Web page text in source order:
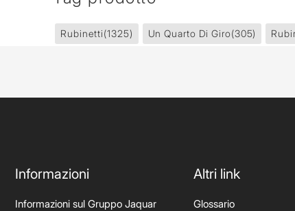
Rubinetti(1325) Un Quarto Di Giro(305)
Informazioni
Informazioni sul Gruppo Jaquar
Altri link
Glossario